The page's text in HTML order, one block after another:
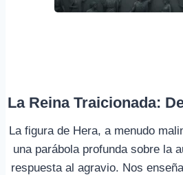
La Reina Traicionada:
La figura de Hera, a menudo
una parábola profunda sobre la
respuesta al agravio. Nos